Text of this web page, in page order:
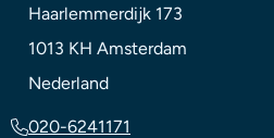
Haarlemmerdijk 173
1013 KH Amsterdam
Nederland
020-6241171